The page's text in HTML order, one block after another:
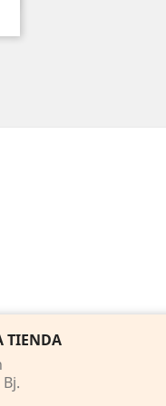
TIENDA